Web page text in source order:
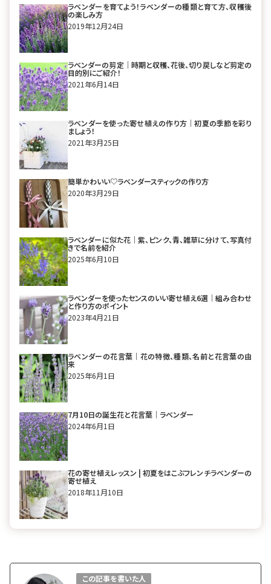
ラベンダーを育てよう！ラベンダーの種類と育て方、収穫後
の楽しみ方
2019年12月24日
ラベンダーの剪定｜時期と収穫、花後、切り戻しなど剪定の
目的別にご紹介！
2021年6月14日
ラベンダーを使った寄せ植えの作り方｜初夏の季節を彩り
ましょう！
2021年3月25日
簡単かわいい♡ラベンダースティックの作り方
2020年3月29日
ラベンダーに似た花｜紫、ピンク、青、雑草に分けて、写真付
きで名前を紹介
2025年6月10日
ラベンダーを使ったセンスのいい寄せ植え6選｜組み合わせ
と作り方のポイント
2023年4月21日
ラベンダーの花言葉｜花の特徴、種類、名前と花言葉の由
来
2025年6月1日
7月10日の誕生花と花言葉｜ラベンダー
2024年6月1日
花の寄せ植えレッスン | 初夏をはこぶフレンチラベンダーの
寄せ植え
2018年11月10日
この記事を書いた人